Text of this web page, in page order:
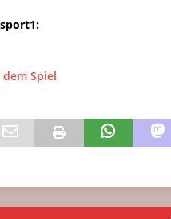
Spiel